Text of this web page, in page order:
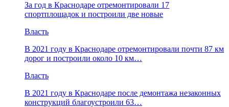
За год в Краснодаре отремонтировали 17
спортплощадок и построили две новые
Власть
В 2021 году в Краснодаре отремонтировали почти 87 км
дорог и построили около 10 км…
Власть
В 2021 году в Краснодаре после демонтажа незаконных
конструкций благоустроили 63…